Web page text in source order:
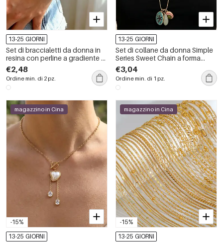
13-25 GIORNI
Set di braccialetti da donna in
resina con perline a gradiente di
colore
€2,48
Ordine min. di 2 pz.
13-25 GIORNI
Set di collane da donna Simple
Series Sweet Chain a forma
ellittica in lega color oro
€3,04
Ordine min. di 1 pz.
-15%
magazzino in Cina
13-25 GIORNI
-15%
magazzino in Cina
13-25 GIORNI